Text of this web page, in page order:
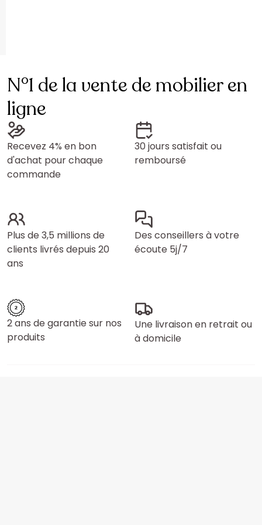
N°1 de la vente de mobilier en
ligne
Recevez 4% en bon
d'achat pour chaque
commande
30 jours satisfait ou
remboursé
Plus de 3,5 millions de
clients livrés depuis 20
ans
Des conseillers à votre
écoute 5j/7
2 ans de garantie sur nos
produits
Une livraison en retrait ou
à domicile